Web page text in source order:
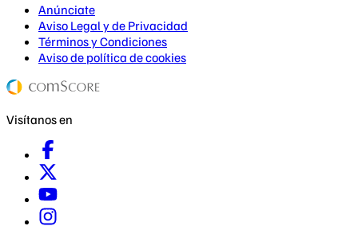
Anúnciate
Aviso Legal y de Privacidad
Términos y Condiciones
Aviso de política de cookies
Visítanos en